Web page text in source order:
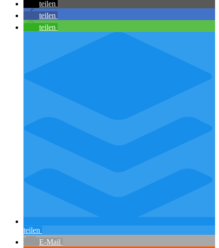
teilen
teilen
teilen
teilen
E-Mail